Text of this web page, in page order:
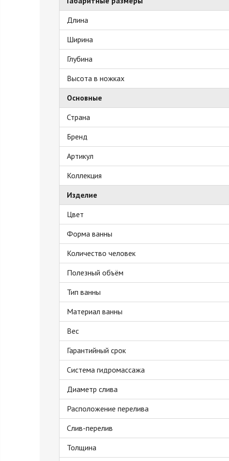
Длина
Ширина
Глубина
Высота в ножках
Основные
Страна
Бренд
Артикул
Коллекция
Изделие
Цвет
Форма ванны
Количество человек
Полезный объём
Тип ванны
Материал ванны
Вес
Гарантийный срок
Система гидромассажа
Диаметр слива
Расположение перелива
Слив-перелив
Толщина